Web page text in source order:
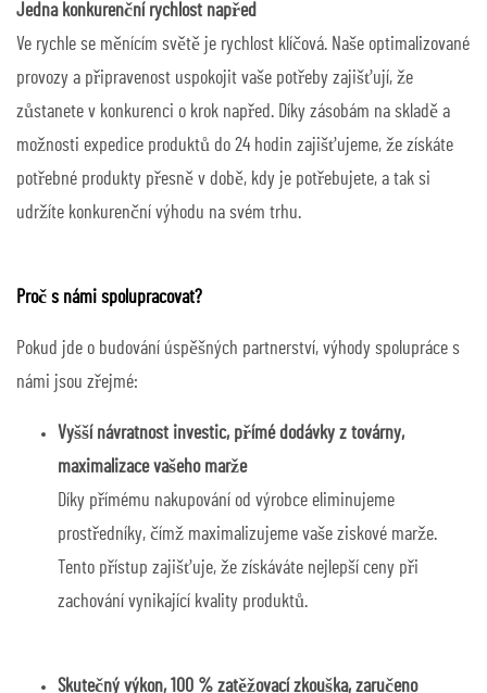
Jedna konkurenční rychlost napřed
Ve rychle se měnícím světě je rychlost klíčová. Naše optimalizované
provozy a připravenost uspokojit vaše potřeby zajišťují, že
zůstanete v konkurenci o krok napřed. Díky zásobám na skladě a
možnosti expedice produktů do 24 hodin zajišťujeme, že získáte
potřebné produkty přesně v době, kdy je potřebujete, a tak si
udržíte konkurenční výhodu na svém trhu.
Proč s námi spolupracovat?
Pokud jde o budování úspěšných partnerství, výhody spolupráce s
námi jsou zřejmé:
Vyšší návratnost investic, přímé dodávky z továrny,
maximalizace vašeho marže
Díky přímému nakupování od výrobce eliminujeme
prostředníky, čímž maximalizujeme vaše ziskové marže.
Tento přístup zajišťuje, že získáváte nejlepší ceny při
zachování vynikající kvality produktů.
Skutečný výkon, 100 % zatěžovací zkouška, zaručeno